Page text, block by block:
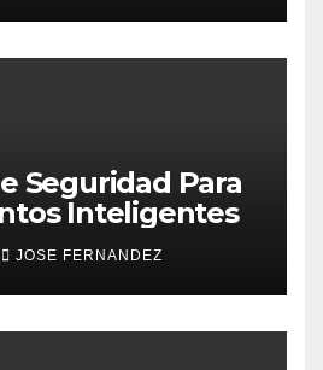
Seguridad Para
Inteligentes
JOSE FERNANDEZ